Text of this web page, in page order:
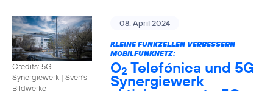
Credits: 5G
Synergiewerk | Sven's
Bildwerke
08. April 2024
KLEINE FUNKZELLEN VERBESSERN
MOBILFUNKNETZ:
O2 Telefónica und 5G
Synergiewerk